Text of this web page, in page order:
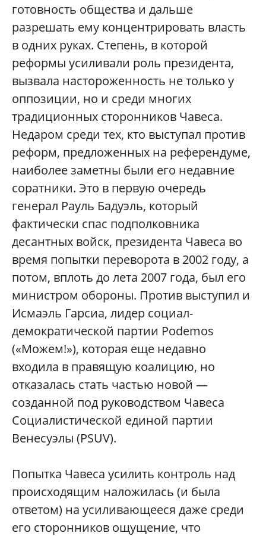
готовность общества и дальше
разрешать ему концентрировать власть
в одних руках. Степень, в которой
реформы усиливали роль президента,
вызвала настороженность не только у
оппозиции, но и среди многих
традиционных сторонников Чавеса.
Недаром среди тех, кто выступал против
реформ, предложенных на референдуме,
наиболее заметны были его недавние
соратники. Это в первую очередь
генерал Рауль Бадуэль, который
фактически спас подполковника
десантных войск, президента Чавеса во
время попытки переворота в 2002 году, а
потом, вплоть до лета 2007 года, был его
министром обороны. Против выступил и
Исмаэль Гарсиа, лидер социал-
демократической партии Podemos
(«Можем!»), которая еще недавно
входила в правящую коалицию, но
отказалась стать частью новой —
созданной под руководством Чавеса
Социалистической единой партии
Венесуэлы (PSUV).
Попытка Чавеса усилить контроль над
происходящим наложилась (и была
ответом) на усиливающееся даже среди
его сторонников ощущение, что